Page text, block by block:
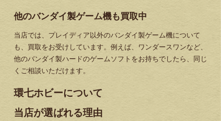
他のバンダイ製ゲーム機も買取中
当店では、プレイディア以外のバンダイ製ゲーム機について
も、買取をお受けしています。例えば、ワンダースワンなど、
他のバンダイ製ハードのゲームソフトをお持ちでしたら、同じ
くご相談いただけます。
環七ホビーについて
当店が選ばれる理由